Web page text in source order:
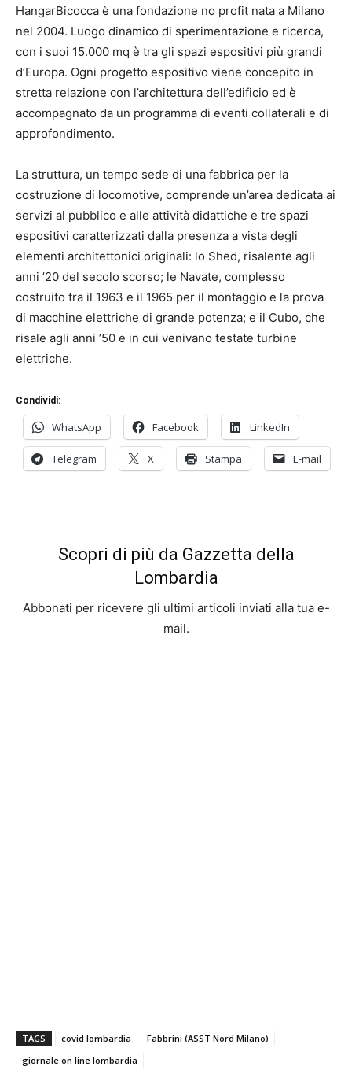
HangarBicocca è una fondazione no profit nata a Milano
nel 2004. Luogo dinamico di sperimentazione e ricerca,
con i suoi 15.000 mq è tra gli spazi espositivi più grandi
d’Europa. Ogni progetto espositivo viene concepito in
stretta relazione con l’architettura dell’edificio ed è
accompagnato da un programma di eventi collaterali e di
approfondimento.
La struttura, un tempo sede di una fabbrica per la
costruzione di locomotive, comprende un’area dedicata ai
servizi al pubblico e alle attività didattiche e tre spazi
espositivi caratterizzati dalla presenza a vista degli
elementi architettonici originali: lo Shed, risalente agli
anni ’20 del secolo scorso; le Navate, complesso
costruito tra il 1963 e il 1965 per il montaggio e la prova
di macchine elettriche di grande potenza; e il Cubo, che
risale agli anni ’50 e in cui venivano testate turbine
elettriche.
Condividi:
WhatsApp Facebook LinkedIn
Telegram X Stampa E-mail
Scopri di più da Gazzetta della
Lombardia
Abbonati per ricevere gli ultimi articoli inviati alla tua e-
mail.
TAGS covid lombardia
Fabbrini (ASST Nord Milano)
giornale on line lombardia